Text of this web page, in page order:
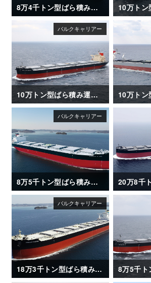
8万4千トン型ばら積み運搬船「SAIKAI MARU II」
10万トン型ばら積み運搬船「BRILLIANT MERCURY」竣工
8万5千トン型ばら積み運搬船「CAMELLIA ISLAND」
18万3千トン型ばら積み運搬船「OCEAN DRAGON」